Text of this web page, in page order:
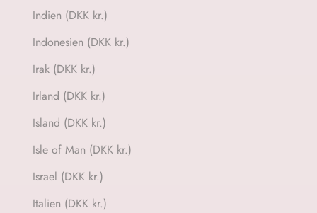
Indien (DKK kr.)
Indonesien (DKK kr.)
Irak (DKK kr.)
Irland (DKK kr.)
Island (DKK kr.)
Isle of Man (DKK kr.)
Israel (DKK kr.)
Italien (DKK kr.)